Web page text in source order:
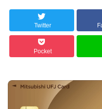
Twitter
Pocket